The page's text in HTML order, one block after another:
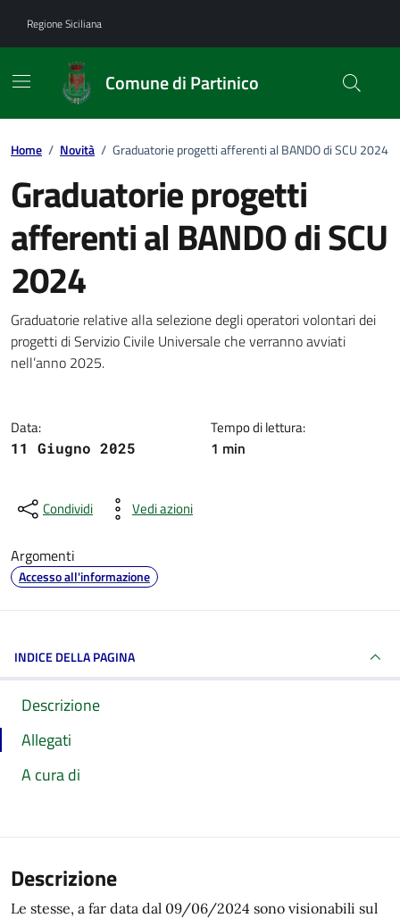
Regione Siciliana
Comune di Partinico
Home / Novità / Graduatorie progetti afferenti al BANDO di SCU 2024
Graduatorie progetti
afferenti al BANDO di SCU
2024
Dettagli della notizia
Graduatorie relative alla selezione degli operatori volontari dei
progetti di Servizio Civile Universale che verranno avviati
nell’anno 2025.
Data:
11 Giugno 2025
Tempo di lettura:
1 min
Condividi Vedi azioni
Argomenti
Accesso all'informazione
INDICE DELLA PAGINA
Descrizione
Allegati
A cura di
Descrizione
Le stesse, a far data dal 09/06/2024 sono visionabili sul